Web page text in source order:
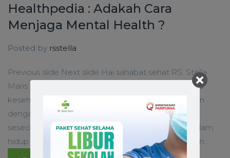
Healthpedia : Adakah Cara
Menjaga Mental Health ?
Posted by rsstella
Previous slide Next slide Hai sahabat sehat RS. Stella
Maris MakassarKesehatan jiwa atau sebutan lainnya
kesehatan mental adalah kesehatan yang berkaitan
dengan kondisi emosi, kejiwaan, dan psikis
seseorang. Perlu kamu ketahui bahwa peristiwa dalam
hidup yang berdampak besar pada kepribadian dan...